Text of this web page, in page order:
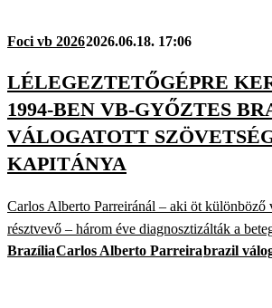
Foci vb 20262026.06.18. 17:06
LÉLEGEZTETŐGÉPRE
1994-BEN VB-GYŐZTES
VÁLOGATOTT
KAPITÁNYA
Carlos Alberto Parreiránál – aki öt különböző
résztvevő – három éve diagnosztizálták a
BrazíliaCarlos Alberto Parreirabrazil